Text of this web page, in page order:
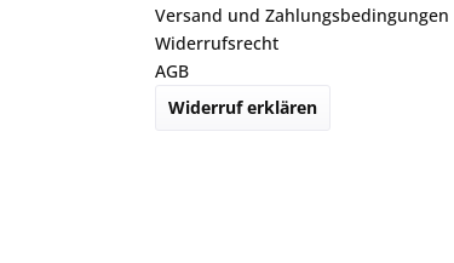
Versand und Zahlungsbedingungen
Widerrufsrecht
AGB
Widerruf erklären